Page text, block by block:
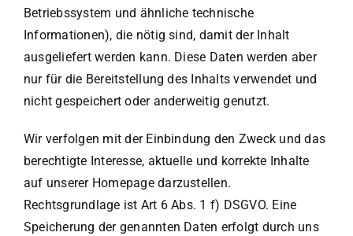
Betriebssystem und ähnliche technische
Informationen), die nötig sind, damit der Inhalt
ausgeliefert werden kann. Diese Daten werden aber
nur für die Bereitstellung des Inhalts verwendet und
nicht gespeichert oder anderweitig genutzt.
Wir verfolgen mit der Einbindung den Zweck und das
berechtigte Interesse, aktuelle und korrekte Inhalte
auf unserer Homepage darzustellen.
Rechtsgrundlage ist Art 6 Abs. 1 f) DSGVO. Eine
Speicherung der genannten Daten erfolgt durch uns